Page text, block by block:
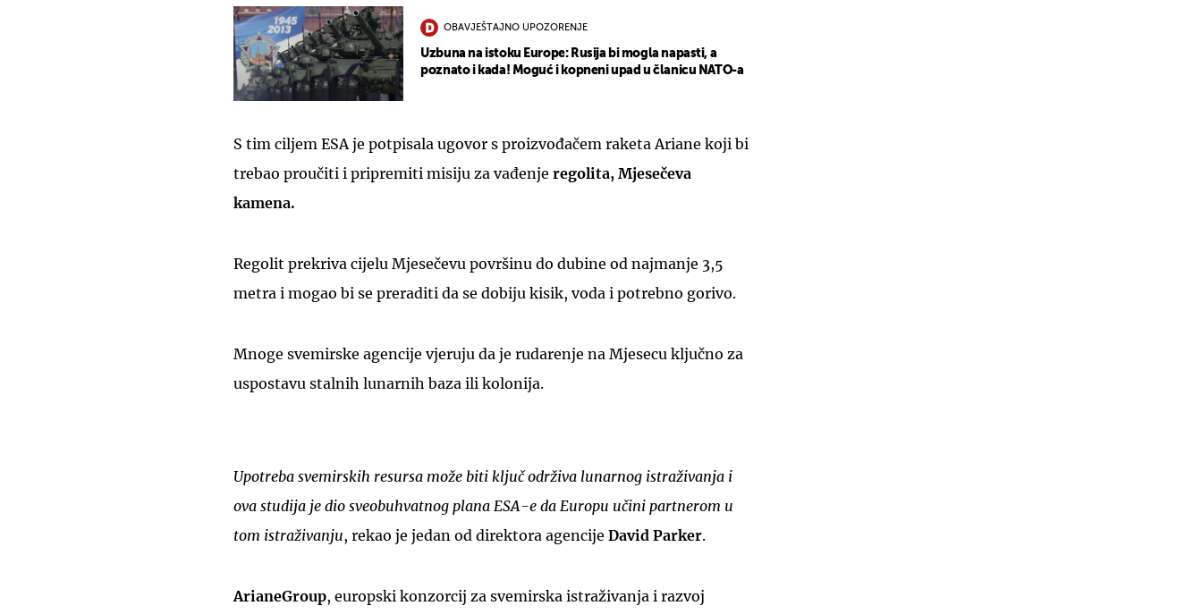
OBAVJEŠTAJNO UPOZORENJE
Uzbuna na istoku Europe: Rusija bi mogla napasti, a
poznato i kada! Moguć i kopneni upad u članicu NATO-a
S tim ciljem ESA je potpisala ugovor s proizvođačem raketa Ariane koji bi
trebao proučiti i pripremiti misiju za vađenje regolita, Mjesečeva
kamena.
Regolit prekriva cijelu Mjesečevu površinu do dubine od najmanje 3,5
metra i mogao bi se preraditi da se dobiju kisik, voda i potrebno gorivo.
Mnoge svemirske agencije vjeruju da je rudarenje na Mjesecu ključno za
uspostavu stalnih lunarnih baza ili kolonija.
Upotreba svemirskih resursa može biti ključ održiva lunarnog istraživanja i
ova studija je dio sveobuhvatnog plana ESA-e da Europu učini partnerom u
tom istraživanju, rekao je jedan od direktora agencije David Parker.
ArianeGroup, europski konzorcij za svemirska istraživanja i razvoj